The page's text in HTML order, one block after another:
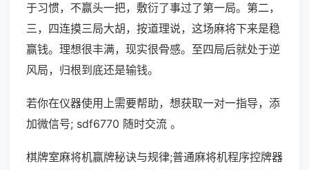
于习惯，不赢头一把，敷衍了事过了第一局。第二，
三，四连摸三局大胡，按道理说，这场麻将下来是稳
赢钱。理想很丰满，现实很骨感。至四局后就处于逆
风局，归根到底还是输钱。
若你在仪器使用上需要帮助，想获取一对一指导，添
加微信号; sdf6770 随时交流 。
棋牌室麻将机赢牌秘诀与规律;普通麻将机程序控牌器